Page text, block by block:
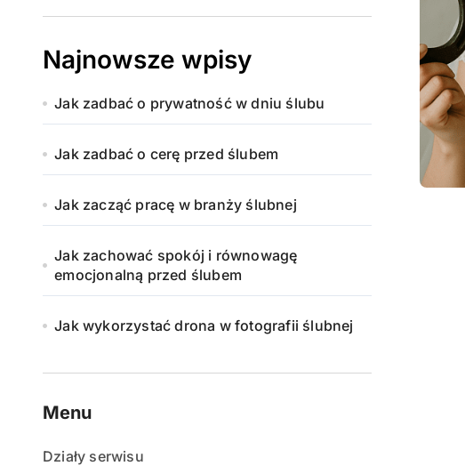
Najnowsze wpisy
Jak zadbać o prywatność w dniu ślubu
Jak zadbać o cerę przed ślubem
Jak zacząć pracę w branży ślubnej
Jak zachować spokój i równowagę
emocjonalną przed ślubem
Jak wykorzystać drona w fotografii ślubnej
Menu
Działy serwisu